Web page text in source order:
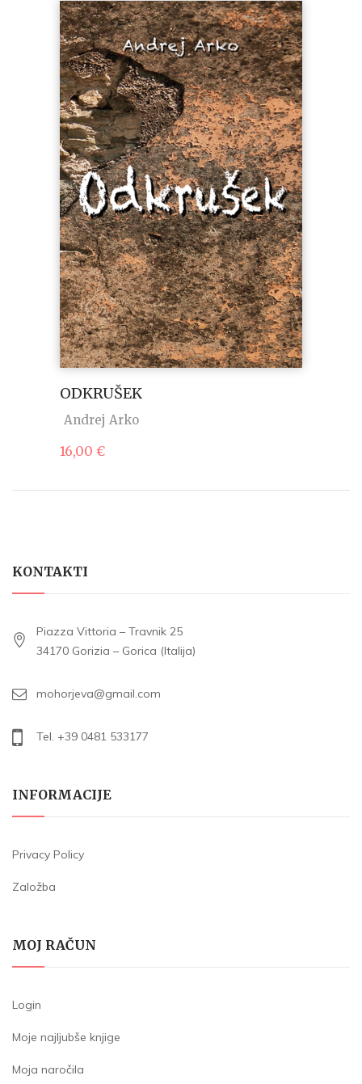
ODKRUŠEK
Andrej Arko
16,00 €
KONTAKTI
Piazza Vittoria – Travnik 25
34170 Gorizia – Gorica (Italija)
mohorjeva@gmail.com
Tel. +39 0481 533177
INFORMACIJE
Privacy Policy
Založba
MOJ RAČUN
Login
Moje najljubše knjige
Moja naročila